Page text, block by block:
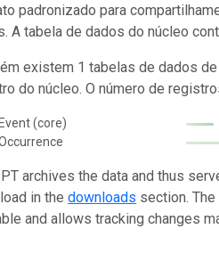
padronizado para
A tabela de dados do núcleo
existem 1 tabelas de dados
do núcleo. O número de
Event (core)
archives the data and thus
in thedownloads section. The
and allows tracking changes